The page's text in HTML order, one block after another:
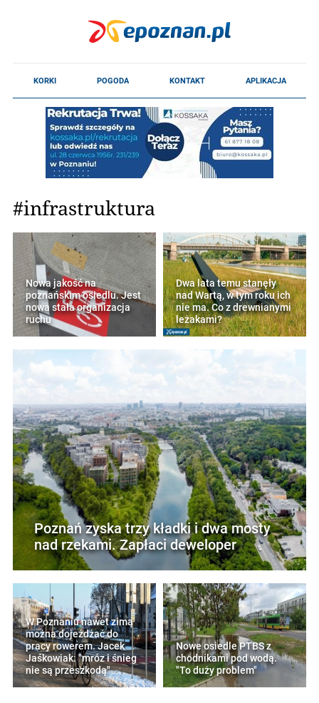
#infrastruktura
Nowa jakość na
poznańskim osiedlu. Jest
nowa stała organizacja
ruchu
Dwa lata temu stanęły
nad Wartą, w tym roku ich
nie ma. Co z drewnianymi
leżakami?
Poznań zyska trzy kładki i dwa mosty
nad rzekami. Zapłaci deweloper
W Poznaniu nawet zimą
można dojeżdżać do
pracy rowerem. Jacek
Jaśkowiak: "mróz i śnieg
nie są przeszkodą"
Nowe osiedle PTBS z
chodnikami pod wodą.
"To duży problem"